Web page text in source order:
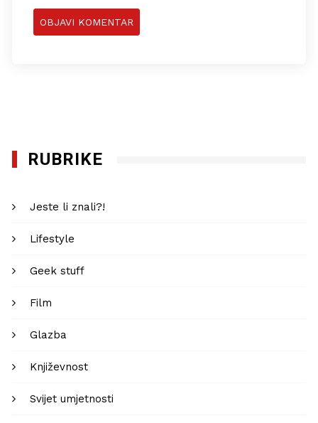
RUBRIKE
Jeste li znali?!
Lifestyle
Geek stuff
Film
Glazba
Književnost
Svijet umjetnosti